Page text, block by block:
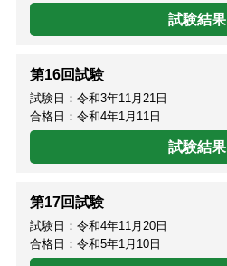
試験結果
第16回試験
試験日：令和3年11月21日
合格日：令和4年1月11日
試験結果
第17回試験
試験日：令和4年11月20日
合格日：令和5年1月10日